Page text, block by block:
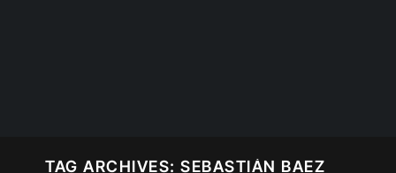
TAG ARCHIVES: SEBASTIÁN BAEZ